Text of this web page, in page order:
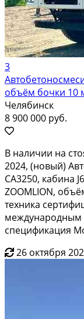
3
объём бочки 10
Челябинск
8 900 000 руб.
В наличии на
2024, (новый)
CA3250, кабина
ZOOMLION,
техника
международным
спецификация
26 октября